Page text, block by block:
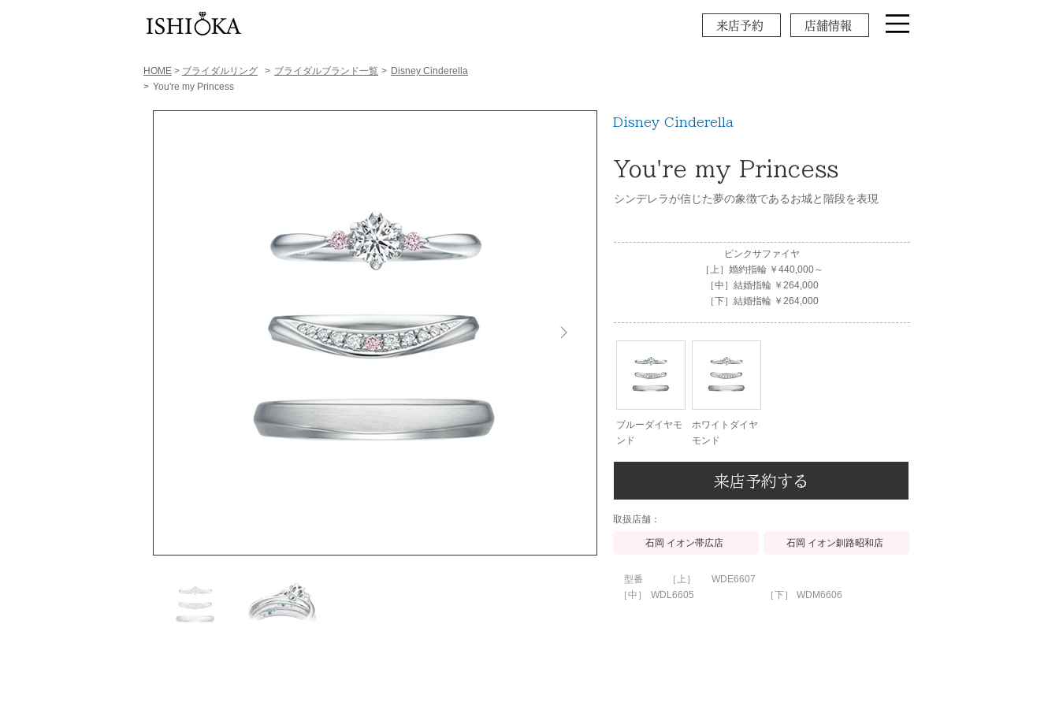
来店予約 店舗情報
HOME > ブライダルリング > ​ブライダルブランド一覧 > Disney Cinderella
> You're my Princess
Disney Cinderella
You're my Princess
シンデレラが信じた夢の象徴であるお城と階段を表現
ピンクサファイヤ
［上］婚約指輪 ￥440,000～
［中］結婚指輪 ￥264,000
［下］結婚指輪 ￥264,000
ブルーダイヤモ
ンド
ホワイトダイヤ
モンド
来店予約する
​取扱店舗：
石岡 イオン帯広店 石岡 イオン釧路昭和店
型番
［中］
［上］
WDE6607
WDL6605
［下］ WDM6606